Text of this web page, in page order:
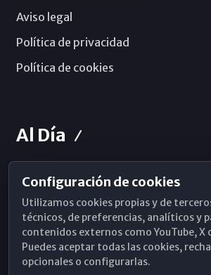
Aviso legal
Política de privacidad
Política de cookies
Al Día
Horarios de Misa
Hemeroteca
WhatsApp
Configuración de cookies
Utilizamos cookies propias y de
técnicos, de preferencias, analíticos y
contenidos externos como YouTube, X
Puedes aceptar todas las cookies,
opcionales o configurarlas.